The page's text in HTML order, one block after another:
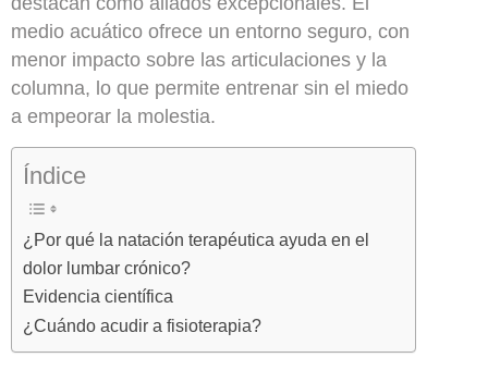
medio acuático ofrece un entorno seguro, con
menor impacto sobre las articulaciones y la
columna, lo que permite entrenar sin el miedo
a empeorar la molestia.
Índice
¿Por qué la natación terapéutica ayuda en el
dolor lumbar crónico?
Evidencia científica
¿Cuándo acudir a fisioterapia?